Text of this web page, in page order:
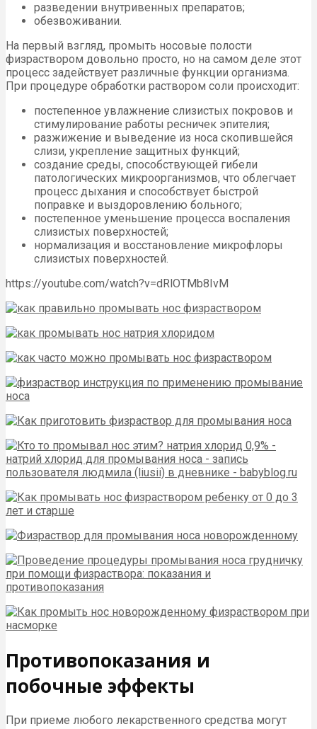
разведении внутривенных препаратов;
обезвоживании.
На первый взгляд, промыть носовые полости
физраствором довольно просто, но на самом деле этот
процесс задействует различные функции организма.
При процедуре обработки раствором соли происходит:
постепенное увлажнение слизистых покровов и
стимулирование работы ресничек эпителия;
разжижение и выведение из носа скопившейся
слизи, укрепление защитных функций;
создание среды, способствующей гибели
патологических микроорганизмов, что облегчает
процесс дыхания и способствует быстрой
поправке и выздоровлению больного;
постепенное уменьшение процесса воспаления
слизистых поверхностей;
нормализация и восстановление микрофлоры
слизистых поверхностей.
https://youtube.com/watch?v=dRlOTMb8IvM
Противопоказания и
побочные эффекты
При приеме любого лекарственного средства могут